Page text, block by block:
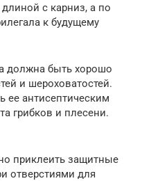
с карниз, а по
к будущему
должна быть хорошо
и шероховатостей.
ее антисептическим
грибков и плесени.
приклеить защитные
отверстиями для